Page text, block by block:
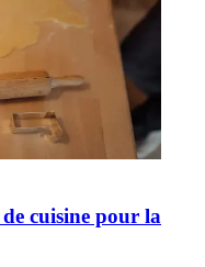
cuisine pour la